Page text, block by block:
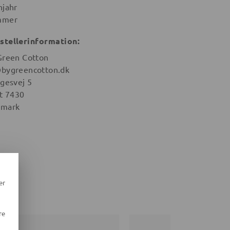
Cotton
5
7430